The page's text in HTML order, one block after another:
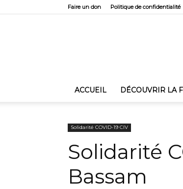
Faire un don Politique de confidentialité
ACCUEIL DÉCOUVRIR LA
Solidarité COVID-19 CIV
Solidarité
Bassam